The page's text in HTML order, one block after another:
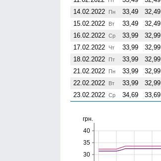
14.02.2022
Пн 33,49 32,49
15.02.2022
Вт 33,49 32,49
16.02.2022 Ср 33,99 32,99
17.02.2022
Чт 33,99 32,99
18.02.2022
Пт 33,99 32,99
21.02.2022
Пн 33,99 32,99
22.02.2022
Вт 33,99 32,99
23.02.2022 Ср 34,69 33,69